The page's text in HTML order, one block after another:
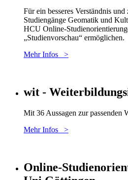
Für ein besseres Verständnis
Studiengänge Geomatik und
HCU Online-
„Studienvorschau“ ermöglichen.
Mehr Infos >
wit -
Mit 36 Aussagen zur passenden
Mehr Infos >
Online-